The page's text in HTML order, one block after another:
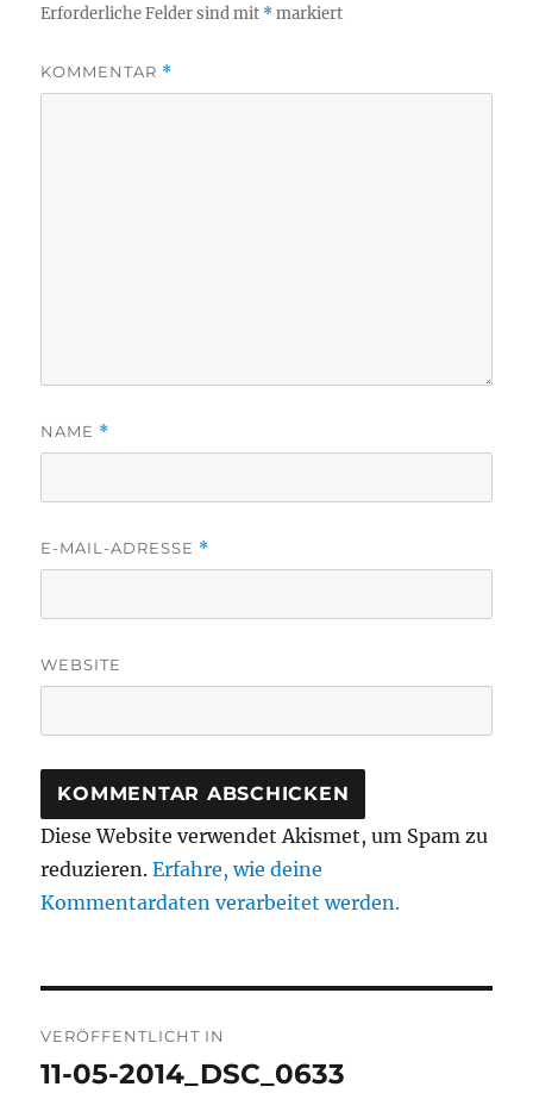
Erforderliche Felder sind mit *markiert
KOMMENTAR *
NAME *
E-MAIL-ADRESSE *
WEBSITE
Diese Website verwendet Akismet, um Spam zu
reduzieren.Erfahre, wie deine
Kommentardaten verarbeitet werden.
VERÖFFENTLICHT IN
11-05-2014_DSC_0633